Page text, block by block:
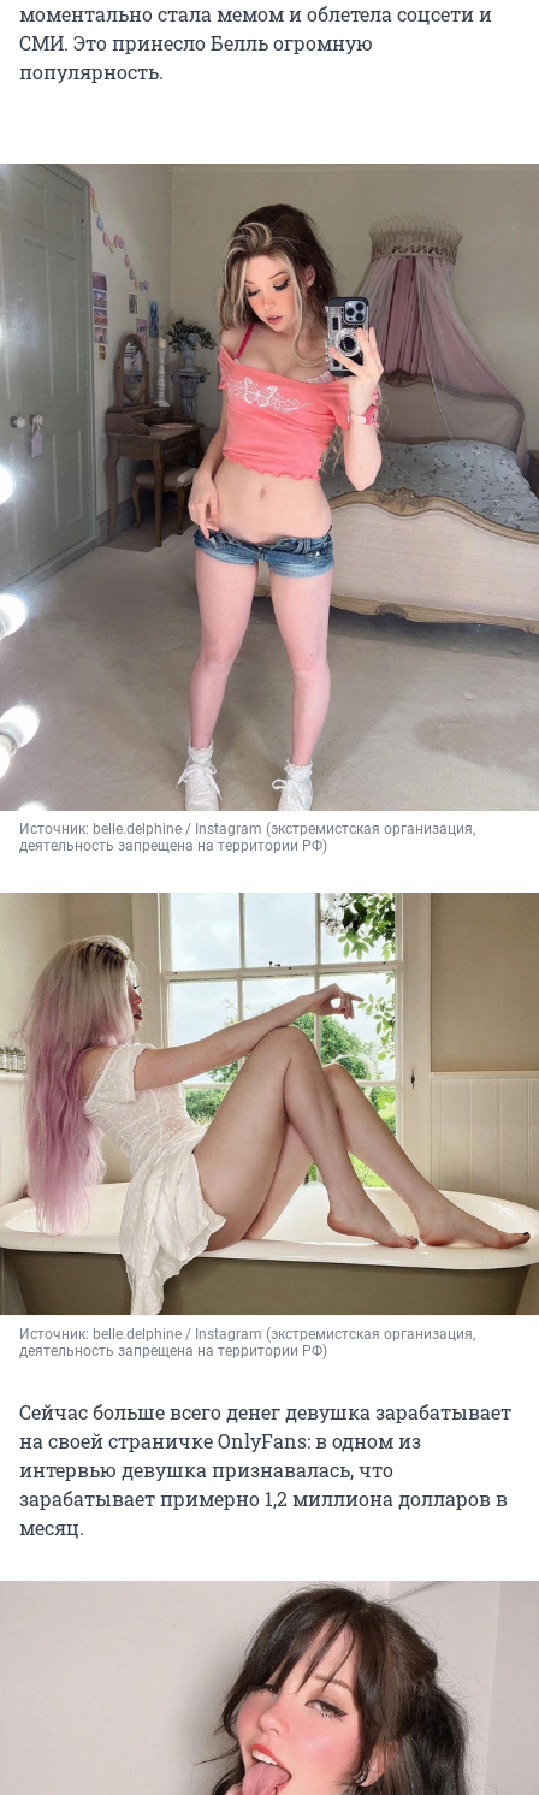
моментально стала мемом и облетела соцсети и
СМИ. Это принесло Белль огромную
популярность.
Источник: belle.delphine / Instagram (экстремистская организация,
деятельность запрещена на территории РФ)
Источник: belle.delphine / Instagram (экстремистская организация,
деятельность запрещена на территории РФ)
Сейчас больше всего денег девушка зарабатывает
на своей страничке OnlyFans: в одном из
интервью девушка признавалась, что
зарабатывает примерно 1,2 миллиона долларов в
месяц.